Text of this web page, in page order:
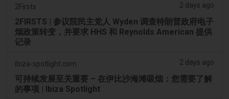
2Firsts 2 days ago
2FIRSTS | 参议院民主党人 Wyden 调查特朗普政府电子
烟政策转变，并要求 HHS 和 Reynolds American 提供
记录
ibiza-spotlight.com 2 days ago
可持续发展至关重要 – 在伊比沙海滩吸烟：您需要了解
的事项 | Ibiza Spotlight